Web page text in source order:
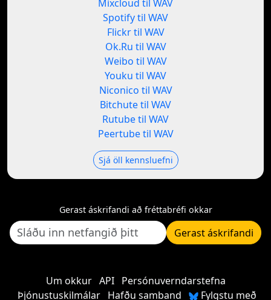
Mixcloud til WAV
Spotify til WAV
Flickr til WAV
Ok.Ru til WAV
Weibo til WAV
Youku til WAV
Niconico til WAV
Bitchute til WAV
Rutube til WAV
Peertube til WAV
Sjá öll kennsluefni
Gerast áskrifandi að fréttabréfi okkar
Gerast áskrifandi
Um okkur API
Persónuverndarstefna
Þjónustuskilmálar
Hafðu samband Fylgstu með